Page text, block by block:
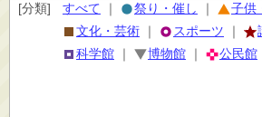
[分類] すべて ｜ 祭り・催し ｜ 子供
文化・芸術
｜ スポーツ ｜
科学館
｜ 博物館 ｜ 公民館